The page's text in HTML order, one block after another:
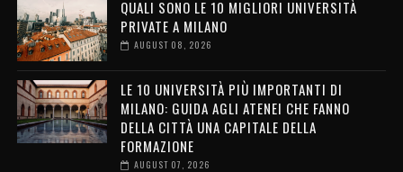
QUALI SONO LE 10 MIGLIORI UNIVERSITÀ
PRIVATE A MILANO
AUGUST 08, 2026
LE 10 UNIVERSITÀ PIÙ IMPORTANTI DI
MILANO: GUIDA AGLI ATENEI CHE FANNO
DELLA CITTÀ UNA CAPITALE DELLA
FORMAZIONE
AUGUST 07, 2026